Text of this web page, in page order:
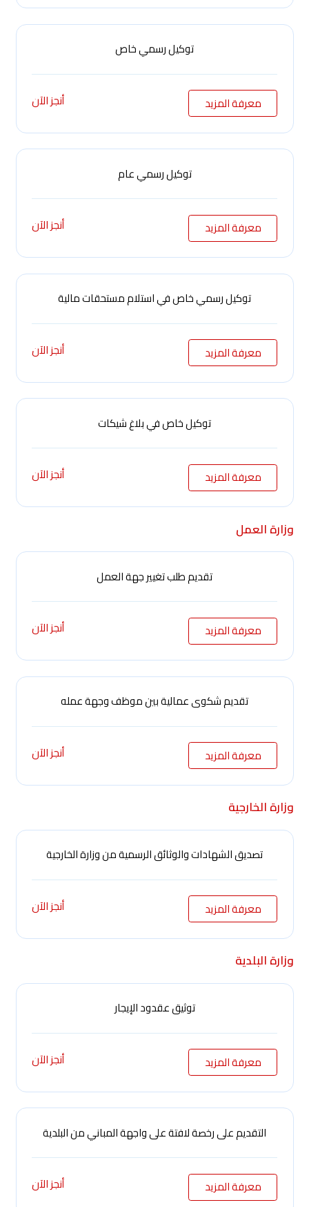
توكيل رسمي خاص
أنجز الآن معرفة المزيد
توكيل رسمي عام
أنجز الآن معرفة المزيد
توكيل رسمي خاص في استلام مستحقات مالية
أنجز الآن معرفة المزيد
توكيل خاص في بلاغ شيكات
أنجز الآن معرفة المزيد
وزارة العمل
تقديم طلب تغيير جهة العمل
أنجز الآن معرفة المزيد
تقديم شكوى عمالية بين موظف وجهة عمله
أنجز الآن معرفة المزيد
وزارة الخارجية
تصديق الشهادات والوثائق الرسمية من وزارة الخارجية
أنجز الآن معرفة المزيد
وزارة البلدية
توثيق عقدود الإيجار
أنجز الآن معرفة المزيد
التقديم على رخصة لافتة على واجهة المباني من البلدية
أنجز الآن معرفة المزيد